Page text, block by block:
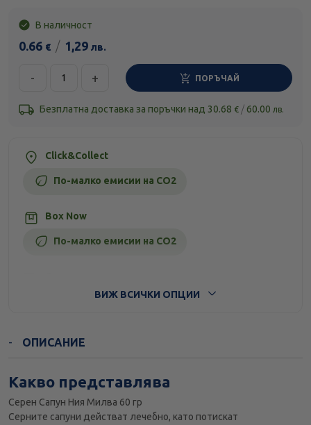
В наличност
0.66 € / 1,29 лв.
- + ПОРЪЧАЙ
Безплатна доставка за поръчки над 30.68 € / 60.00 лв.
Click&Collect
По-малко емисии на CO2
Box Now
По-малко емисии на CO2
ВИЖ ВСИЧКИ ОПЦИИ
ОПИСАНИЕ
Какво представлява
Серен Сапун Ния Милва 60 гр
Серните сапуни действат лечебно, като потискат